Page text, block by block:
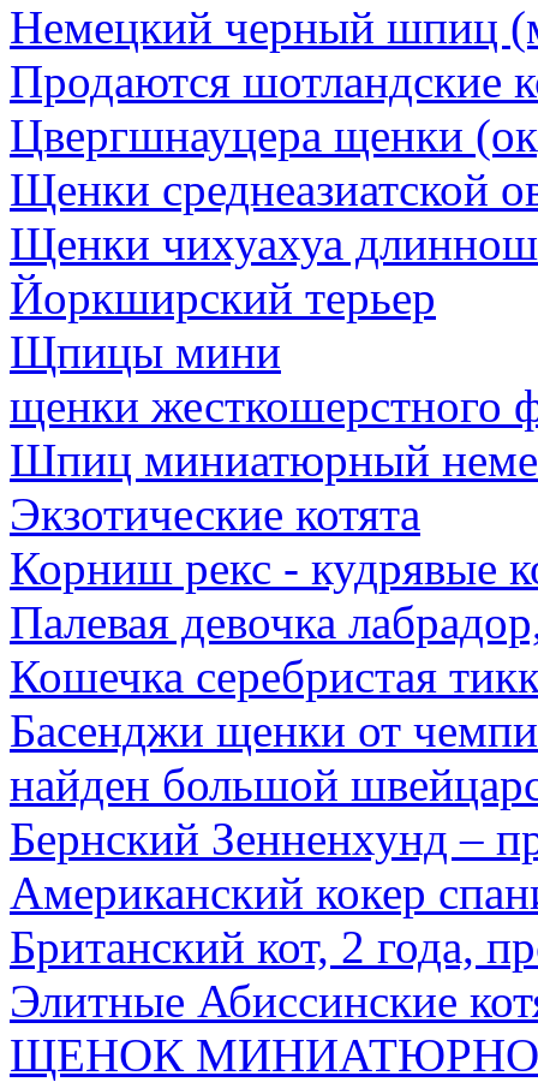
Немецкий черный шпиц
Продаются шотландские
Цвергшнауцера щенки
Щенки среднеазиатской
Щенки чихуахуа
Йоркширский терьер
Щпицы мини
щенки жесткошерстного
Шпиц миниатюрный
Экзотические котята
Корниш рекс - кудрявые
Палевая девочка
Кошечка серебристая
Басенджи щенки от
найден большой
Бернский Зенненхунд –
Американский кокер
Британский кот, 2 года,
Элитные Абиссинские
ЩЕНОК